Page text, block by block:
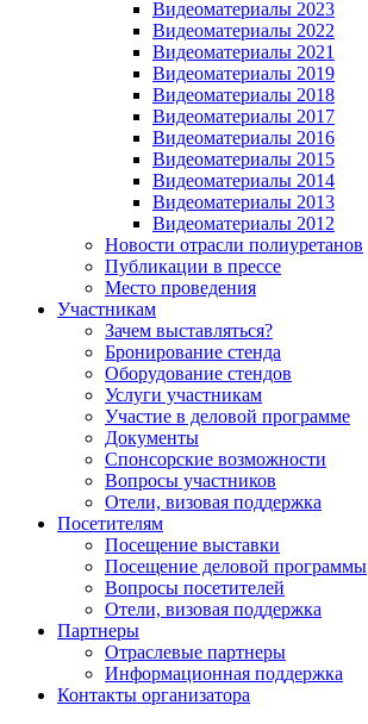
Видеоматериалы 2023
Видеоматериалы 2022
Видеоматериалы 2021
Видеоматериалы 2019
Видеоматериалы 2018
Видеоматериалы 2017
Видеоматериалы 2016
Видеоматериалы 2015
Видеоматериалы 2014
Видеоматериалы 2013
Видеоматериалы 2012
Новости отрасли полиуретанов
Публикации в прессе
Место проведения
Участникам
Зачем выставляться?
Бронирование стенда
Оборудование стендов
Услуги участникам
Участие в деловой программе
Документы
Спонсорские возможности
Вопросы участников
Отели, визовая поддержка
Посетителям
Посещение выставки
Посещение деловой программы
Вопросы посетителей
Отели, визовая поддержка
Партнеры
Отраслевые партнеры
Информационная поддержка
Контакты организатора